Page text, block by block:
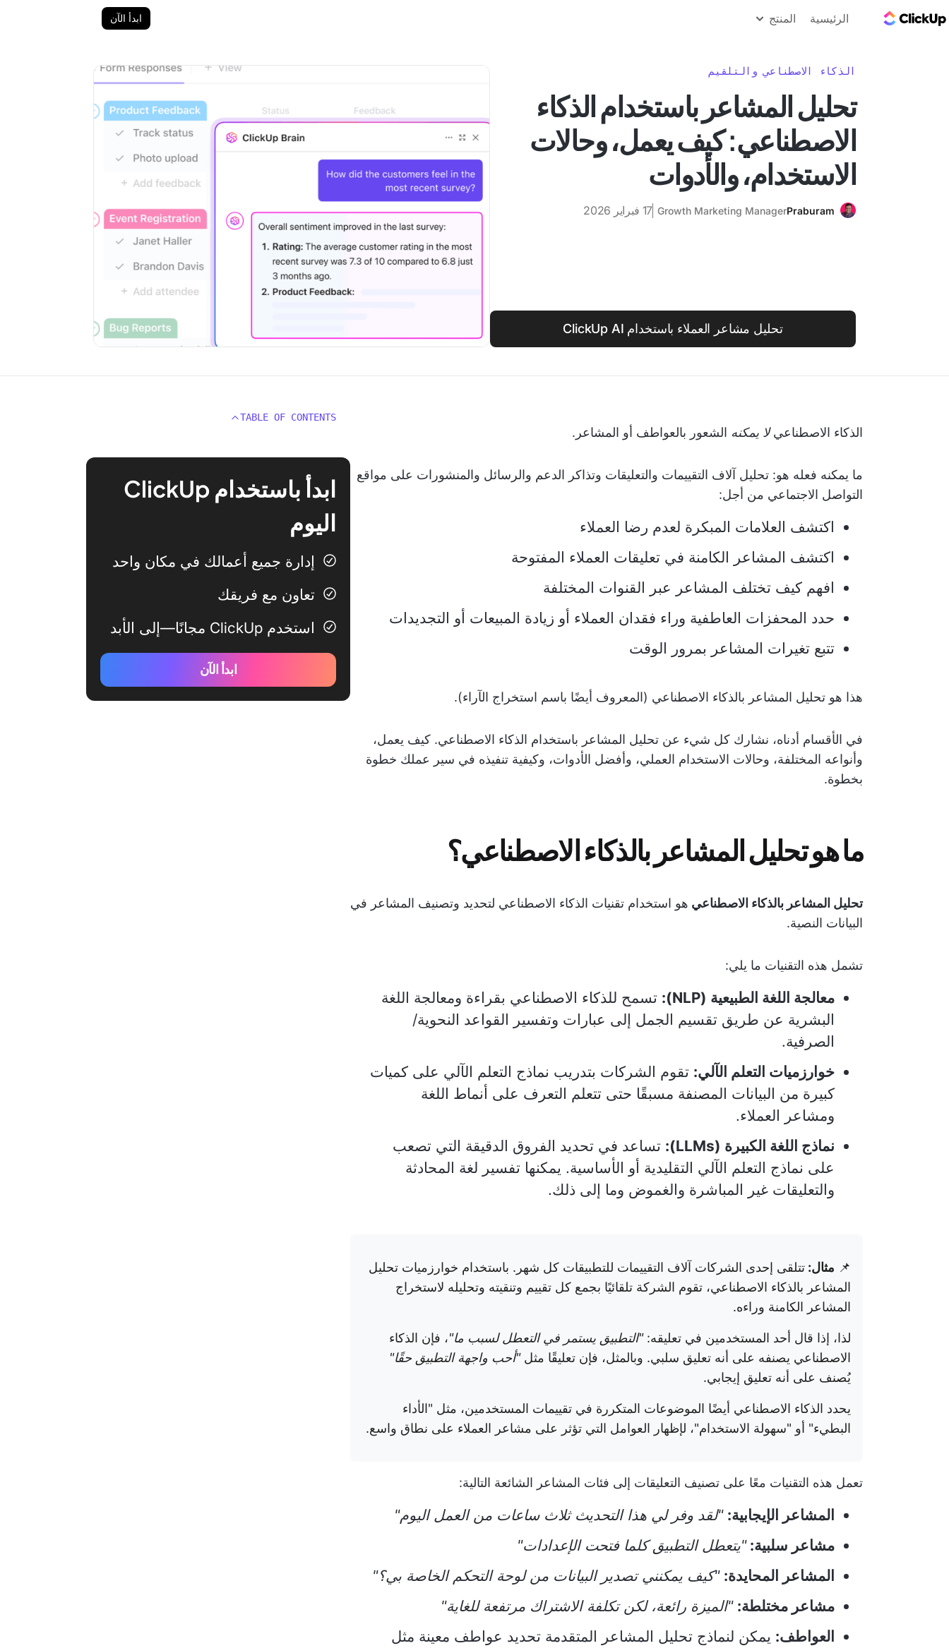
الرئيسية المنتج ابدأ الآن
الذكاء الاصطناعي والتلقيم
تحليل المشاعر باستخدام الذكاء
الاصطناعي: كيف يعمل، وحالات
الاستخدام، والأدوات
Praburam
Growth Marketing Manager 17 فبراير 2026
تحليل مشاعر العملاء باستخدام ClickUp AI
الذكاء الاصطناعيلا يمكنه الشعور بالعواطف أو المشاعر.
ما يمكنه فعله هو: تحليل آلاف التقييمات والتعليقات وتذاكر الدعم والرسائل والمنشورات على مواقع
التواصل الاجتماعي من أجل:
اكتشف العلامات المبكرة لعدم رضا العملاء
اكتشف المشاعر الكامنة في تعليقات العملاء المفتوحة
افهم كيف تختلف المشاعر عبر القنوات المختلفة
حدد المحفزات العاطفية وراء فقدان العملاء أو زيادة المبيعات أو التجديدات
تتبع تغيرات المشاعر بمرور الوقت
هذا هو تحليل المشاعر بالذكاء الاصطناعي (المعروف أيضًا باسم استخراج الآراء).
في الأقسام أدناه، نشارك كل شيء عن تحليل المشاعر باستخدام الذكاء الاصطناعي. كيف يعمل،
وأنواعه المختلفة، وحالات الاستخدام العملي، وأفضل الأدوات، وكيفية تنفيذه في سير عملك خطوة
بخطوة.
ما هو تحليل المشاعر بالذكاء الاصطناعي؟
تحليل المشاعر بالذكاء الاصطناعي هو استخدام تقنيات الذكاء الاصطناعي لتحديد وتصنيف المشاعر في
البيانات النصية.
تشمل هذه التقنيات ما يلي:
معالجة اللغة الطبيعية (NLP):
تسمح للذكاء الاصطناعي بقراءة ومعالجة اللغة
البشرية عن طريق تقسيم الجمل إلى عبارات وتفسير القواعد النحوية/
الصرفية.
خوارزميات التعلم الآلي: تقوم الشركات بتدريب نماذج التعلم الآلي على كميات
كبيرة من البيانات المصنفة مسبقًا حتى تتعلم التعرف على أنماط اللغة
ومشاعر العملاء.
نماذج اللغة الكبيرة (LLMs):
تساعد في تحديد الفروق الدقيقة التي تصعب
على نماذج التعلم الآلي التقليدية أو الأساسية. يمكنها تفسير لغة المحادثة
والتعليقات غير المباشرة والغموض وما إلى ذلك.
📌 مثال: تتلقى إحدى الشركات آلاف التقييمات للتطبيقات كل شهر. باستخدام خوارزميات تحليل
المشاعر بالذكاء الاصطناعي، تقوم الشركة تلقائيًا بجمع كل تقييم وتنقيته وتحليله لاستخراج
المشاعر الكامنة وراءه.
لذا، إذا قال أحد المستخدمين في تعليقه:"التطبيق يستمر في التعطل لسبب ما"، فإن الذكاء
الاصطناعي يصنفه على أنه تعليق سلبي. وبالمثل، فإن تعليقًا مثل"أحب واجهة التطبيق حقًا"
يُصنف على أنه تعليق إيجابي.
يحدد الذكاء الاصطناعي أيضًا الموضوعات المتكررة في تقييمات المستخدمين، مثل "الأداء
البطيء" أو "سهولة الاستخدام"، لإظهار العوامل التي تؤثر على مشاعر العملاء على نطاق واسع.
تعمل هذه التقنيات معًا على تصنيف التعليقات إلى فئات المشاعر الشائعة التالية:
المشاعر الإيجابية: "لقد وفر لي هذا التحديث ثلاث ساعات من العمل اليوم"
مشاعر سلبية:"يتعطل التطبيق كلما فتحت الإعدادات"
المشاعر المحايدة: "كيف يمكنني تصدير البيانات من لوحة التحكم الخاصة بي؟"
مشاعر مختلطة: "الميزة رائعة، لكن تكلفة الاشتراك مرتفعة للغاية"
العواطف: يمكن لنماذج تحليل المشاعر المتقدمة تحديد عواطف معينة مثل
TABLE OF CONTENTS
ابدأ باستخدام ClickUp
اليوم
إدارة جميع أعمالك في مكان واحد
تعاون مع فريقك
استخدم ClickUp مجانًا—إلى الأبد
ابدأ الآن